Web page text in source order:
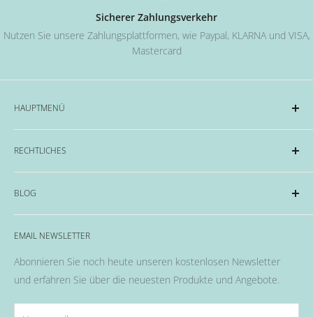
Sicherer Zahlungsverkehr
Nutzen Sie unsere Zahlungsplattformen, wie Paypal, KLARNA und VISA,
Mastercard
HAUPTMENÜ
Acryl und Dipping-System
Hard Gel Serien
CND™
OPI
EMME Farben
Flüssigkeiten & Versiegelung
Pinsel
Nail Art
RECHTLICHES
Impressum
Datenschutzerklärung
Widerrufsrecht & Widerrufsformular
Allgemeine Geschäftsbedingungen
BLOG
Alles rund um das Thema Nägel, Nail Art und Co.
EMAIL NEWSLETTER
Abonnieren Sie noch heute unseren kostenlosen Newsletter
und erfahren Sie über die neuesten Produkte und Angebote.